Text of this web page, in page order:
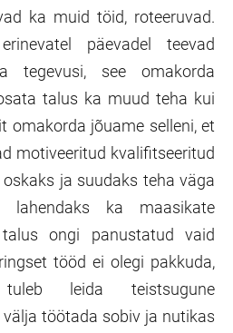
ka muid töid, roteeruvad.
päevadel teevad
tegevusi, see omakorda
talus ka muud teha kui
omakorda jõuame selleni, et
motiveeritud kvalifitseeritud
ja suudaks teha väga
lahendaks ka maasikate
ongi panustatud vaid
tööd ei olegi pakkuda,
leida teistsugune
töötada sobiv ja nutikas